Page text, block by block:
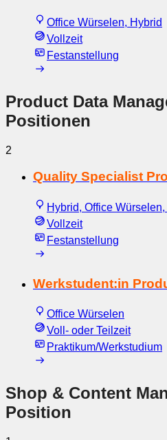
Office Würselen, Hybrid
Vollzeit
Festanstellung
Product Data
Positionen
2
Quality Specialist
Hybrid, Office
Vollzeit
Festanstellung
Werkstudent:in
Office Würselen
Voll- oder Teilzeit
Praktikum/Werkstudium
Shop & Content
Position